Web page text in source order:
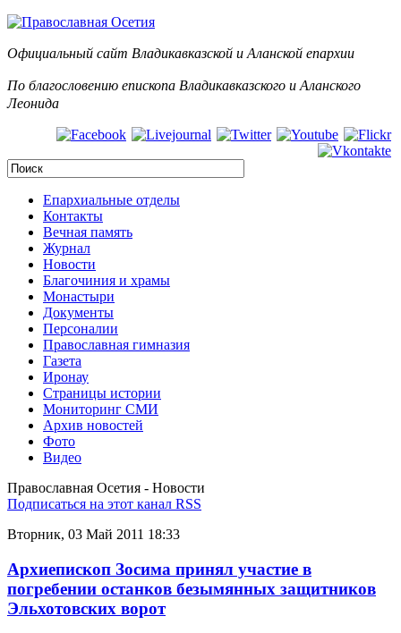
Официальный сайт Владикавказской и Аланской епархии
По благословению епископа Владикавказского и Аланского
Леонида
Епархиальные отделы
Контакты
Вечная память
Журнал
Новости
Благочиния и храмы
Монастыри
Документы
Персоналии
Православная гимназия
Газета
Иронау
Страницы истории
Мониторинг СМИ
Архив новостей
Фото
Видео
Православная Осетия - Новости
Подписаться на этот канал RSS
Вторник, 03 Май 2011 18:33
Архиепископ Зосима принял участие в
погребении останков безымянных защитников
Эльхотовских ворот